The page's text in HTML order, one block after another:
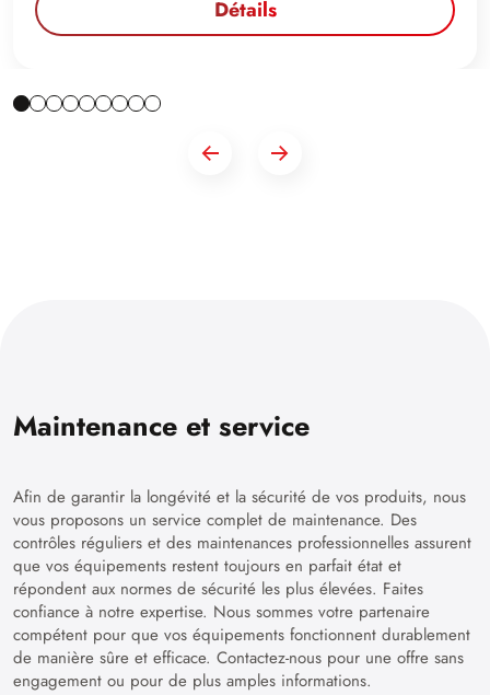
Détails
Maintenance et service
Afin de garantir la longévité et la sécurité de vos produits, nous
vous proposons un service complet de maintenance. Des
contrôles réguliers et des maintenances professionnelles assurent
que vos équipements restent toujours en parfait état et
répondent aux normes de sécurité les plus élevées. Faites
confiance à notre expertise. Nous sommes votre partenaire
compétent pour que vos équipements fonctionnent durablement
de manière sûre et efficace. Contactez-nous pour une offre sans
engagement ou pour de plus amples informations.